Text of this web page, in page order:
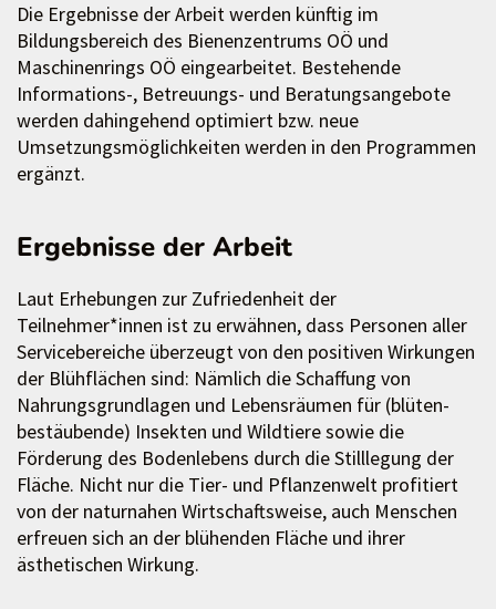
Die Ergebnisse der Arbeit werden künftig im
Bildungsbereich des Bienenzentrums OÖ und
Maschinenrings OÖ eingearbeitet. Bestehende
Informations-, Betreuungs- und Beratungsangebote
werden dahingehend optimiert bzw. neue
Umsetzungsmöglichkeiten werden in den Programmen
ergänzt.
Ergebnisse der Arbeit
Laut Erhebungen zur Zufriedenheit der
Teilnehmer*innen ist zu erwähnen, dass Personen aller
Servicebereiche überzeugt von den positiven Wirkungen
der Blühflächen sind: Nämlich die Schaffung von
Nahrungsgrundlagen und Lebensräumen für (blüten-
bestäubende) Insekten und Wildtiere sowie die
Förderung des Bodenlebens durch die Stilllegung der
Fläche. Nicht nur die Tier- und Pflanzenwelt profitiert
von der naturnahen Wirtschaftsweise, auch Menschen
erfreuen sich an der blühenden Fläche und ihrer
ästhetischen Wirkung.